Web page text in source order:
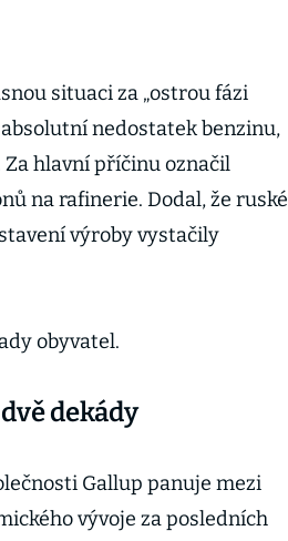
situaci za „ostrou fázi
nedostatek benzinu,
hlavní příčinu označil
na rafinerie. Dodal, že ruské
výroby vystačily
obyvatel.
dekády
Gallup panuje mezi
vývoje za posledních